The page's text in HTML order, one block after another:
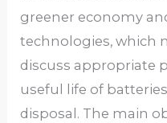
greener economy
technologies, which
discuss appropriate
useful life of
disposal. The main